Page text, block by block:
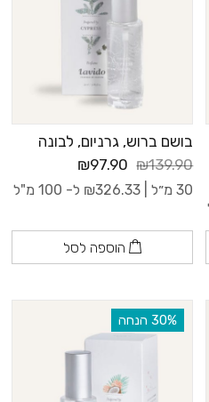
בושם ברוש, גרניום, לבונה
₪139.90
₪97.90
30 מ״ל | ₪326.33 ל- 100 מ"ל
הוספה לסל
‫30% הנחה